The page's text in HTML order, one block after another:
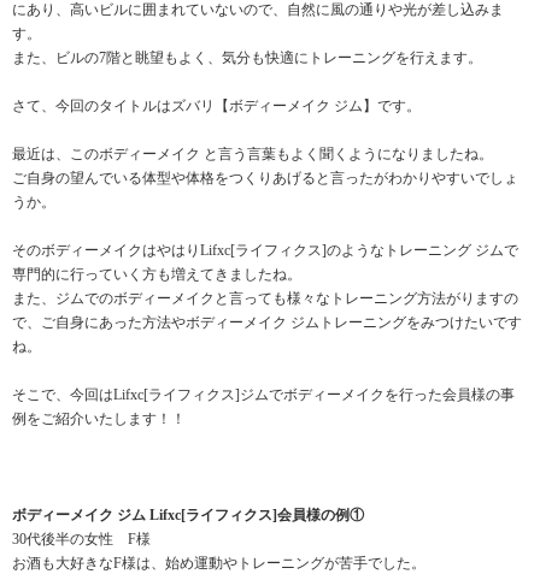
にあり、高いビルに囲まれていないので、自然に風の通りや光が差し込みま
す。
また、ビルの7階と眺望もよく、気分も快適にトレーニングを行えます。
さて、今回のタイトルはズバリ【ボディーメイク ジム】です。
最近は、このボディーメイク と言う言葉もよく聞くようになりましたね。
ご自身の望んでいる体型や体格をつくりあげると言ったがわかりやすいでしょ
うか。
そのボディーメイクはやはりLifxc[ライフィクス]のようなトレーニング ジムで
専門的に行っていく方も増えてきましたね。
また、ジムでのボディーメイクと言っても様々なトレーニング方法がりますの
で、ご自身にあった方法やボディーメイク ジムトレーニングをみつけたいです
ね。
そこで、今回はLifxc[ライフィクス]ジムでボディーメイクを行った会員様の事
例をご紹介いたします！！
ボディーメイク ジム Lifxc[ライフィクス]会員様の例①
30代後半の女性 F様
お酒も大好きなF様は、始め運動やトレーニングが苦手でした。